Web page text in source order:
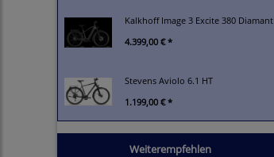
Kalkhoff Image 3 Excite 380 Diamant
4.399,00 € *
Stevens Aviolo 6.1 HT
1.199,00 € *
Weiterempfehlen